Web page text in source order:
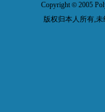
Copyright© 2005
版权归本人所有,